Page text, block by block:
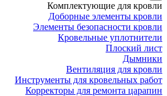
Комплектующие для кровли
Доборные элементы кровли
Элементы безопасности кровли
Кровельные уплотнители
Плоский лист
Дымники
Вентиляция для кровли
Инструменты для кровельных работ
Корректоры для ремонта царапин